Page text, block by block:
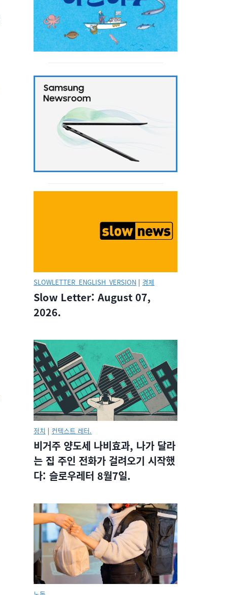
SLOWLETTER_ENGLISH_VERSION | 경제
Slow Letter: August 07,
2026.
정치 | 컨텍스트 레터.
비거주 양도세 나비효과, 나가 달라
는 집 주인 전화가 걸려오기 시작했
다: 슬로우레터 8월7일.